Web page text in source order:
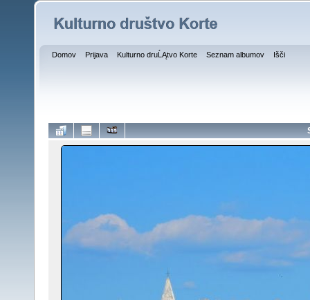
Domov Prijava Kulturno druĹĄtvo Korte Seznam albumov Išči